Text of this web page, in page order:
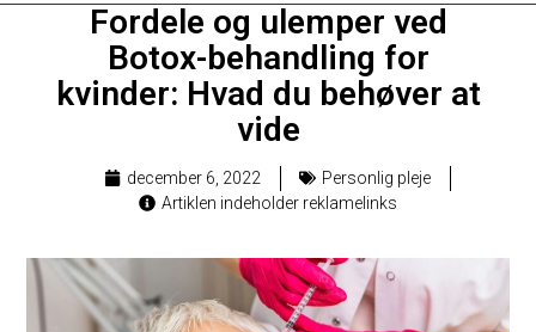
Fordele og ulemper ved
Botox-behandling for
kvinder: Hvad du behøver at
vide
december 6, 2022
Personlig pleje
Artiklen indeholder reklamelinks